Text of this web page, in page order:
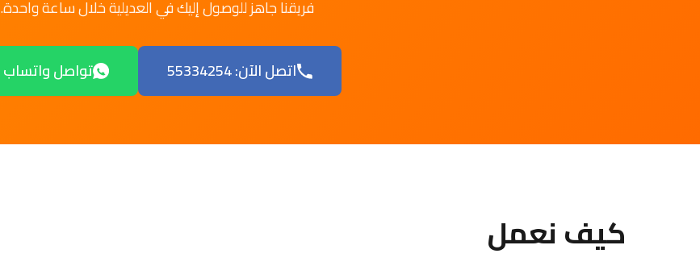
فريقنا جاهز للوصول إليك في العديلية خلال ساعة واحدة.
اتصل الآن: 55334254 تواصل واتساب
كيف نعمل